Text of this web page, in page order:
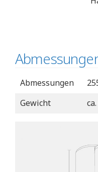
Abmessungen
Gewicht